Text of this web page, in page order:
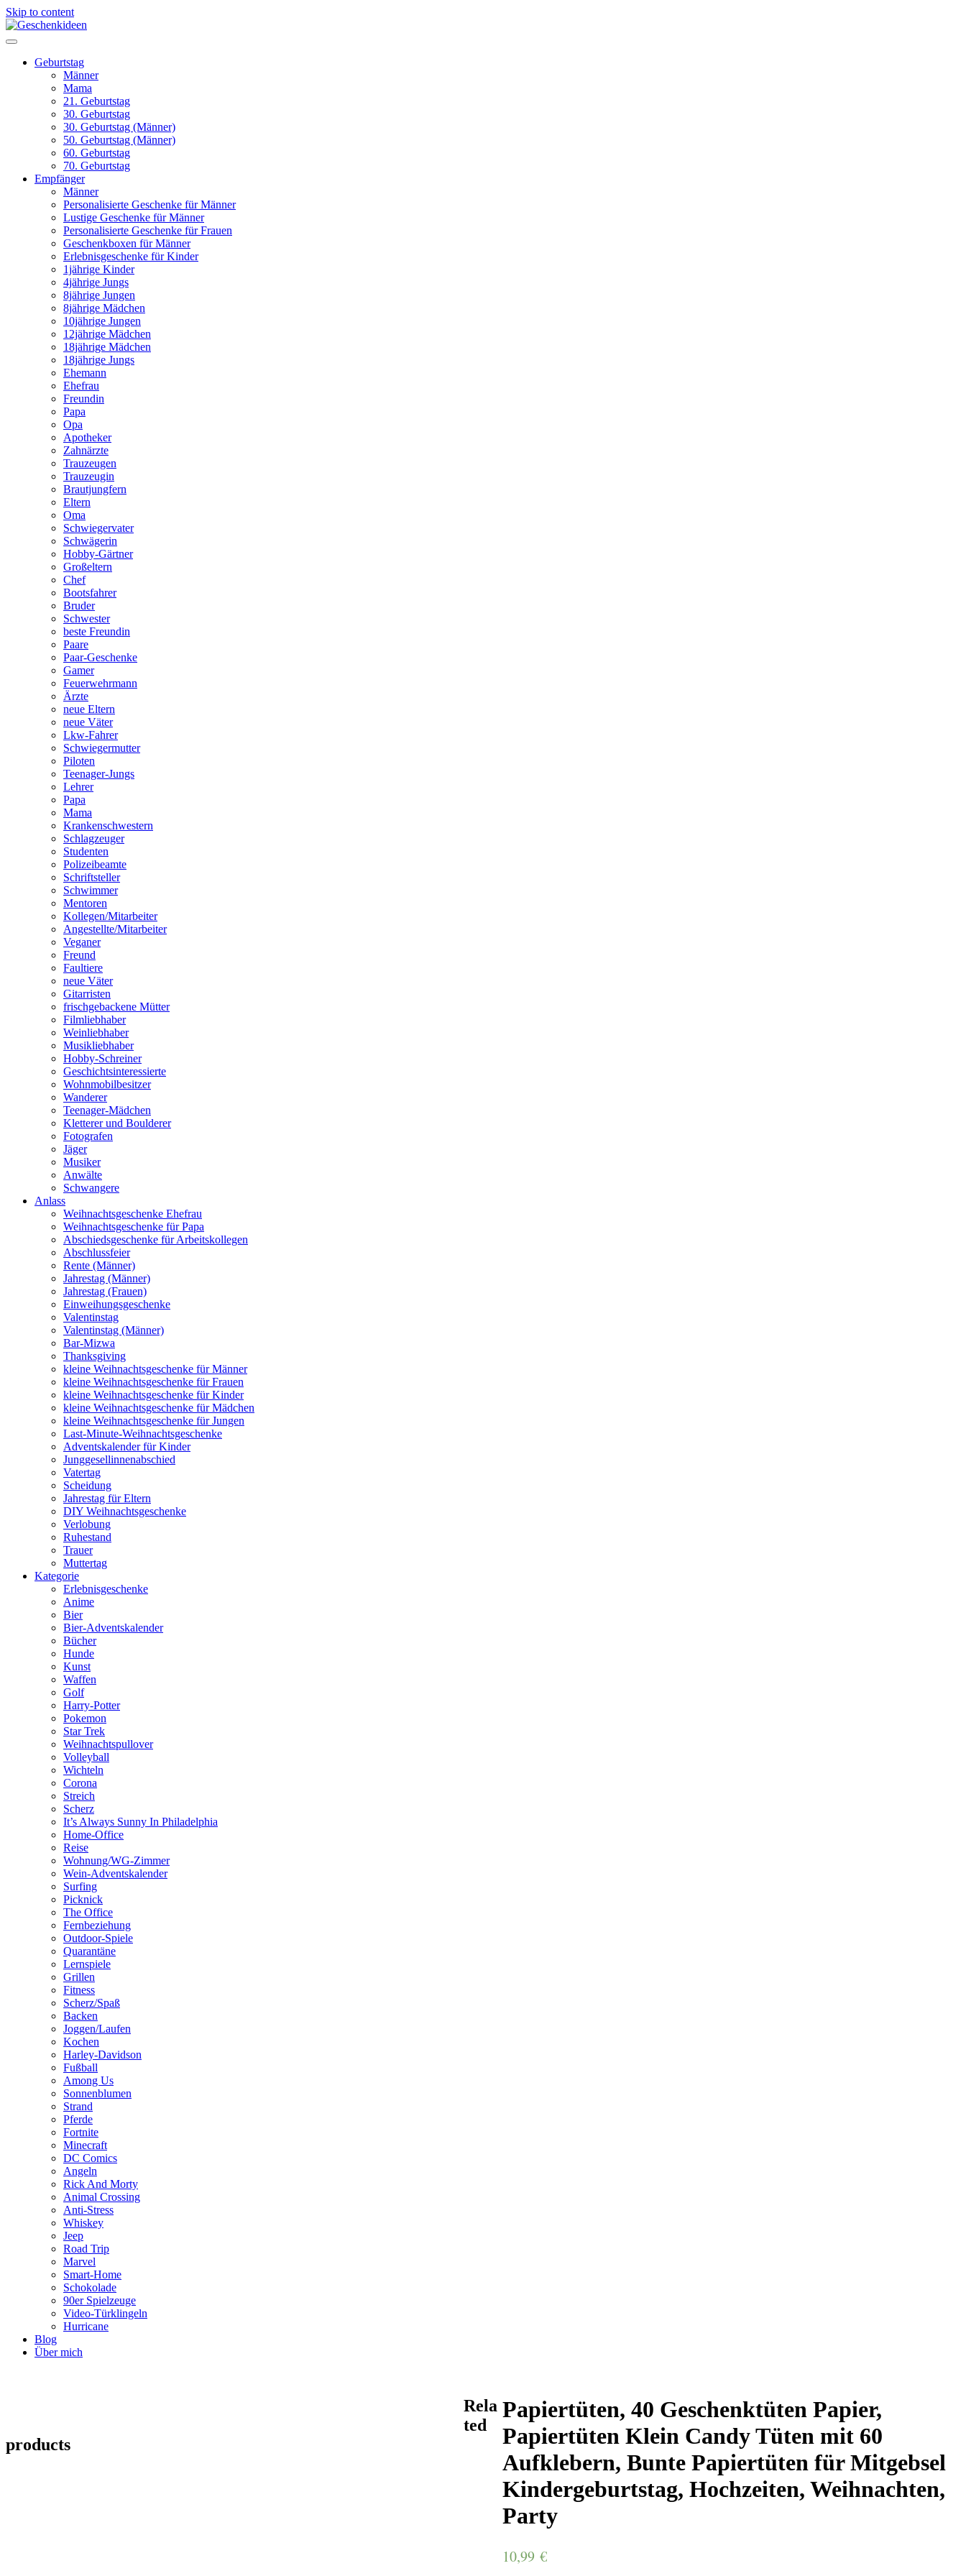
Skip to content
Geburtstag
Männer
Mama
21. Geburtstag
30. Geburtstag
30. Geburtstag (Männer)
50. Geburtstag (Männer)
60. Geburtstag
70. Geburtstag
Empfänger
Männer
Personalisierte Geschenke für Männer
Lustige Geschenke für Männer
Personalisierte Geschenke für Frauen
Geschenkboxen für Männer
Erlebnisgeschenke für Kinder
1jährige Kinder
4jährige Jungs
8jährige Jungen
8jährige Mädchen
10jährige Jungen
12jährige Mädchen
18jährige Mädchen
18jährige Jungs
Ehemann
Ehefrau
Freundin
Papa
Opa
Apotheker
Zahnärzte
Trauzeugen
Trauzeugin
Brautjungfern
Eltern
Oma
Schwiegervater
Schwägerin
Hobby-Gärtner
Großeltern
Chef
Bootsfahrer
Bruder
Schwester
beste Freundin
Paare
Paar-Geschenke
Gamer
Feuerwehrmann
Ärzte
neue Eltern
neue Väter
Lkw-Fahrer
Schwiegermutter
Piloten
Teenager-Jungs
Lehrer
Papa
Mama
Krankenschwestern
Schlagzeuger
Studenten
Polizeibeamte
Schriftsteller
Schwimmer
Mentoren
Kollegen/Mitarbeiter
Angestellte/Mitarbeiter
Veganer
Freund
Faultiere
neue Väter
Gitarristen
frischgebackene Mütter
Filmliebhaber
Weinliebhaber
Musikliebhaber
Hobby-Schreiner
Geschichtsinteressierte
Wohnmobilbesitzer
Wanderer
Teenager-Mädchen
Kletterer und Boulderer
Fotografen
Jäger
Musiker
Anwälte
Schwangere
Anlass
Weihnachtsgeschenke Ehefrau
Weihnachtsgeschenke für Papa
Abschiedsgeschenke für Arbeitskollegen
Abschlussfeier
Rente (Männer)
Jahrestag (Männer)
Jahrestag (Frauen)
Einweihungsgeschenke
Valentinstag
Valentinstag (Männer)
Bar-Mizwa
Thanksgiving
kleine Weihnachtsgeschenke für Männer
kleine Weihnachtsgeschenke für Frauen
kleine Weihnachtsgeschenke für Kinder
kleine Weihnachtsgeschenke für Mädchen
kleine Weihnachtsgeschenke für Jungen
Last-Minute-Weihnachtsgeschenke
Adventskalender für Kinder
Junggesellinnenabschied
Vatertag
Scheidung
Jahrestag für Eltern
DIY Weihnachtsgeschenke
Verlobung
Ruhestand
Trauer
Muttertag
Kategorie
Erlebnisgeschenke
Anime
Bier
Bier-Adventskalender
Bücher
Hunde
Kunst
Waffen
Golf
Harry-Potter
Pokemon
Star Trek
Weihnachtspullover
Volleyball
Wichteln
Corona
Streich
Scherz
It’s Always Sunny In Philadelphia
Home-Office
Reise
Wohnung/WG-Zimmer
Wein-Adventskalender
Surfing
Picknick
The Office
Fernbeziehung
Outdoor-Spiele
Quarantäne
Lernspiele
Grillen
Fitness
Scherz/Spaß
Backen
Joggen/Laufen
Kochen
Harley-Davidson
Fußball
Among Us
Sonnenblumen
Strand
Pferde
Fortnite
Minecraft
DC Comics
Angeln
Rick And Morty
Animal Crossing
Anti-Stress
Whiskey
Jeep
Road Trip
Marvel
Smart-Home
Schokolade
90er Spielzeuge
Video-Türklingeln
Hurricane
Blog
Über mich
Papiertüten, 40 Geschenktüten Papier,
Papiertüten Klein Candy Tüten mit 60
Aufklebern, Bunte Papiertüten für Mitgebsel
Kindergeburtstag, Hochzeiten, Weihnachten,
Party
10,99 €
Rela
ted
products